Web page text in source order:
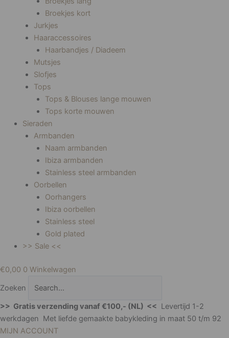
Broekjes kort
Jurkjes
Haaraccessoires
Haarbandjes / Diadeem
Mutsjes
Slofjes
Tops
Tops & Blouses lange mouwen
Tops korte mouwen
Sieraden
Armbanden
Naam armbanden
Ibiza armbanden
Stainless steel armbanden
Oorbellen
Oorhangers
Ibiza oorbellen
Stainless steel
Gold plated
>> Sale <<
€0,00 0 Winkelwagen
Zoeken
>> Gratis verzending vanaf €100,- (NL) << Levertijd 1-2
werkdagen Met liefde gemaakte babykleding in maat 50 t/m 92
MIJN ACCOUNT